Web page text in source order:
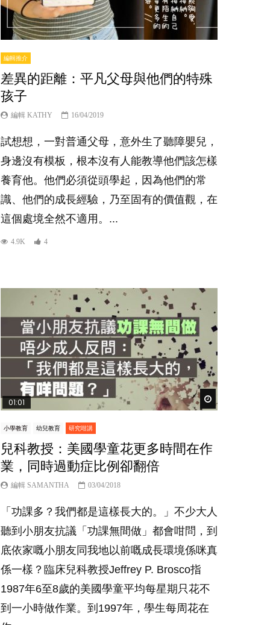
編輯推介
差異的距離：平凡父母與他們的特殊
孩子
編輯 KATHY 16/04/2019
試想想，一對普通父母，意外生了聽障嬰兒，
身邊沒有模板，根本沒有人能教導他們該怎樣
養育他。他們必須從頭學起，因為他們的常
識、他們的成長經驗，乃至固有的價值觀，在
這個處境全然不適用。...
4.9K 4
01:01
小學教育 幼兒教育 研究咁講
兒科教授：美國學童花更多時間在作
業，同時過動症比例卻翻倍
編輯 SAMANTHA 03/04/2018
「功課多？我們都是這樣長大的。」不少大人
聽到小朋友抗議「功課無間做」都會咁問，到
底依家嘅小朋友同我地以前嘅成長環境係咪真
係一樣？臨床兒科教授Jeffrey P. Brosco指
1987年6至8歲的美國學童平均每星期只花不
到一小時做作業。到1997年，學生每周花在